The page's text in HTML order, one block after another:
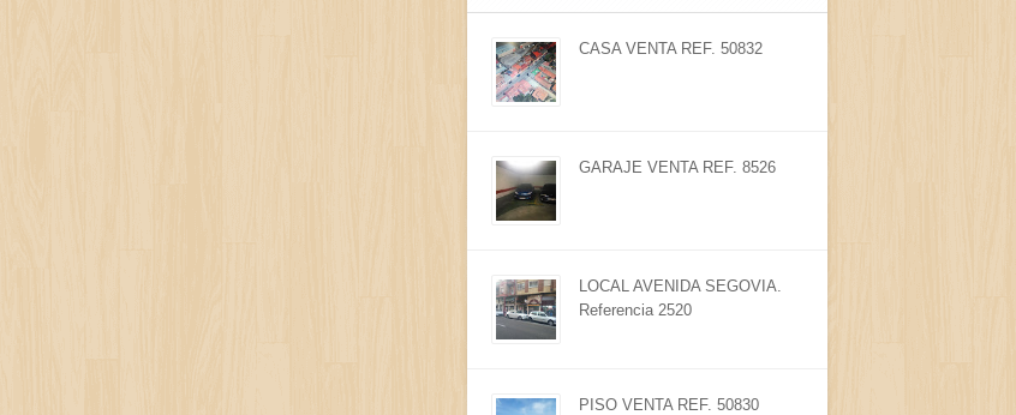
CASA VENTA REF. 50832
GARAJE VENTA REF. 8526
LOCAL AVENIDA SEGOVIA.
Referencia 2520
PISO VENTA REF. 50830